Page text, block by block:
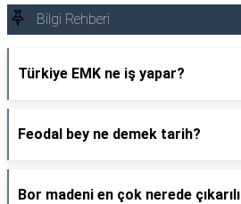
Bilgi Rehberi
Türkiye EMK ne iş yapar?
Feodal bey ne demek tarih?
Bor madeni en çok nerede